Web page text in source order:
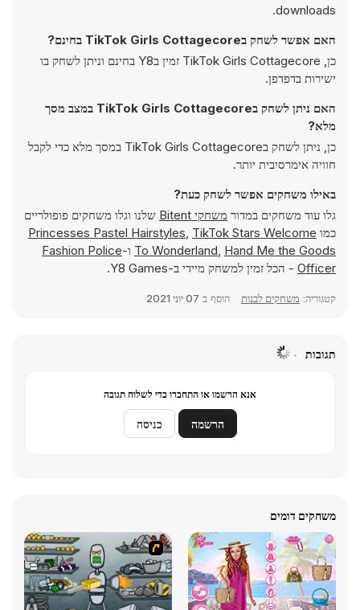
downloads.
האם אפשר לשחק בTikTok Girls Cottagecore בחינם?
כן, TikTok Girls Cottagecore זמין בY8 בחינם וניתן לשחק בו
ישירות בדפדפן.
האם ניתן לשחק בTikTok Girls Cottagecore במצב מסך
מלא?
כן, ניתן לשחק בTikTok Girls Cottagecore במסך מלא כדי לקבל
חוויה אימרסיבית יותר.
באילו משחקים אפשר לשחק כעת?
גלו עוד משחקים במדור משחקי Bitent
שלנו וגלו משחקים פופולריים
כמו
Princesses Pastel Hairstyles, TikTok Stars Welcome
To Wonderland, Hand Me the Goods ו-Fashion Police
Officer - הכל זמין למשחק מיידי ב-Y8 Games.
קטגוריה: משחקים לבנות הוסף ב 07 יוני 2021
תגובות
אנא הרשמו או התחברו כדי לשלוח תגובה
הרשמה כניסה
משחקים דומים